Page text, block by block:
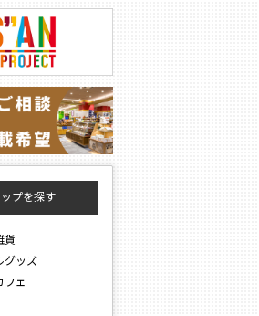
プを探す
貨
グッズ
フェ